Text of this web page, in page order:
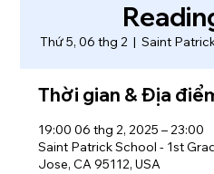
Thứ 5, 06 thg 2
  |
Saint
Thời gian & Địa
19:00 06 thg 2, 2025 – 23:00
Saint Patrick School - 1st
Jose, CA 95112, USA